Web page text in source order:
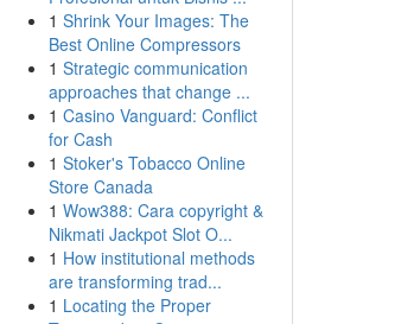
1 Shrink Your Images: The
Best Online Compressors
1 Strategic communication
approaches that change ...
1 Casino Vanguard: Conflict
for Cash
1 Stoker's Tobacco Online
Store Canada
1 Wow388: Cara copyright &
Nikmati Jackpot Slot O...
1 How institutional methods
are transforming trad...
1 Locating the Proper